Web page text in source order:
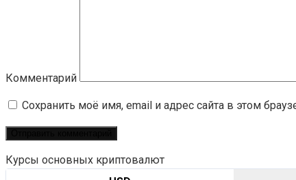
Комментарий
Сохранить моё имя, email и адрес сайта в этом
Курсы основных криптовалют